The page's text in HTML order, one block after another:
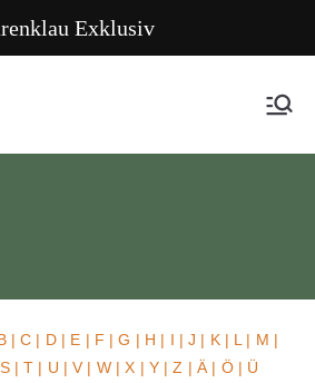
|C | D| E | F |G | H | I |J | K| L | M |
S|T | U | V | W| X | Y | Z | Ä | Ö | Ü
Exklusiv